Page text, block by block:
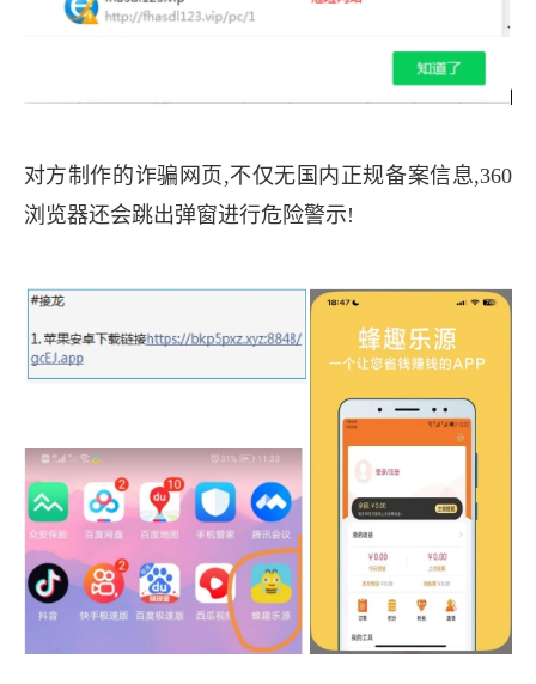
对方制作的诈骗网页,不仅无国内正规备案信息,360
浏览器还会跳出弹窗进行危险警示!